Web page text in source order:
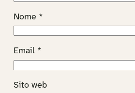
Nome *
Email *
Sito web